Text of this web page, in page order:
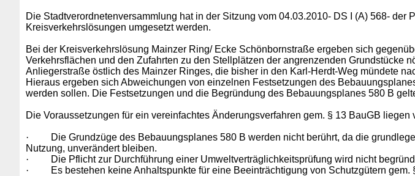
Die Stadtverordnetenversammlung hat in der Sitzung vom 04.03.2010- DS I (A) 568-
Kreisverkehrslösungen umgesetzt werden.
Bei der Kreisverkehrslösung Mainzer Ring/ Ecke Schönbornstraße ergeben sich
Verkehrsflächen und den Zufahrten zu den Stellplätzen der angrenzenden Grundstücke
Anliegerstraße östlich des Mainzer Ringes, die bisher in den Karl-Herdt-Weg mündete
Hieraus ergeben sich Abweichungen von einzelnen Festsetzungen des
werden sollen. Die Festsetzungen und die Begründung des Bebauungsplanes 580 B
Die Voraussetzungen für ein vereinfachtes Änderungsverfahren gem. § 13 BauGB liegen
·
Die Grundzüge des Bebauungsplanes 580 B werden nicht berührt, da die
Nutzung, unverändert bleiben.
·
Die Pflicht zur Durchführung einer Umweltverträglichkeitsprüfung wird nicht
·
Es bestehen keine Anhaltspunkte für eine Beeinträchtigung von Schutzgütern gem.